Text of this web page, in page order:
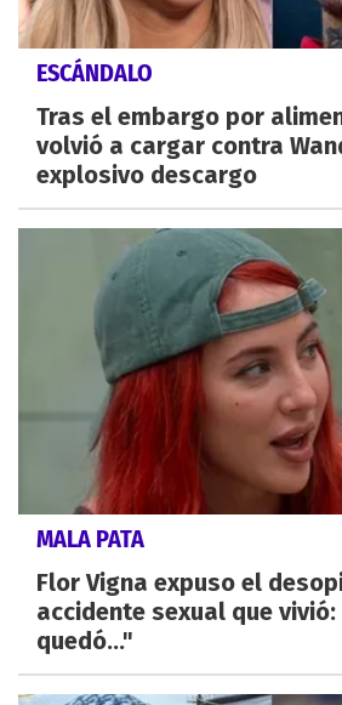
ESCÁNDALO
Tras el embargo por
volvió a cargar contra
explosivo descargo
MALA PATA
Flor Vigna expuso el
accidente sexual que vivió:
quedó..."